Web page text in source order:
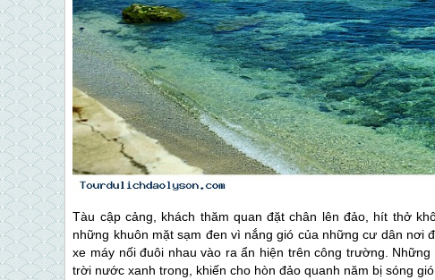
Tàu cập cảng, khách thăm quan đặt chân lên đảo, hít thở
những khuôn mặt sạm đen vì nắng gió của những cư dân nơi
xe máy nối đuôi nhau vào ra ẩn hiện trên công trường.
trời nước xanh trong, khiến cho hòn đảo quanh năm bị sóng